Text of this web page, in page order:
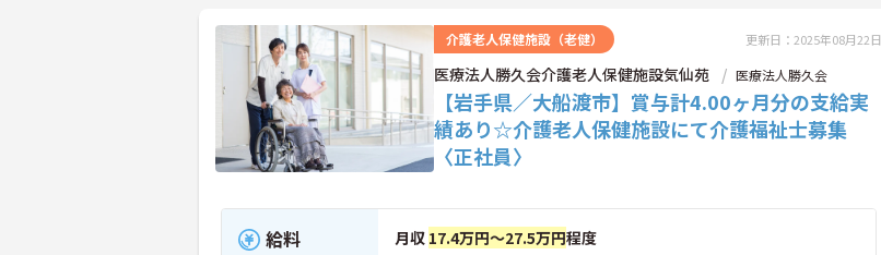
介護老人保健施設（老健） 更新日：2025年08月22日
医療法人勝久会介護老人保健施設気仙苑 医療法人勝久会
【岩手県／大船渡市】賞与計4.00ヶ月分の支給実
績あり☆介護老人保健施設にて介護福祉士募集
〈正社員〉
給料 月収 17.4万円～27.5万円程度